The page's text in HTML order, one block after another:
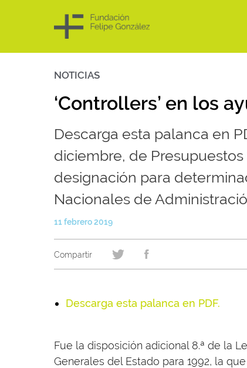
NOTICIAS
‘Controllers’ en los
Descarga esta palanca en
diciembre, de
designación para
Nacionales de
11 febrero 2019
Descarga esta palanca en PDF.
Fue la disposición adicional 8.ª de la
Generales del Estado para 1992, la